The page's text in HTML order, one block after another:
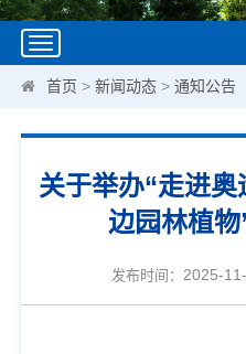
Toggle
navigation
首页 >新闻动态 >通知公告
关于举办“走进
边园林植
发布时间： 2025-